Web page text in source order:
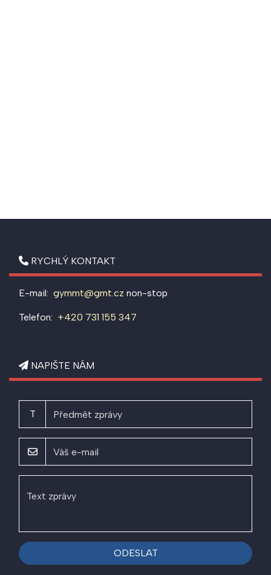
RYCHLÝ KONTAKT
E-mail: gymmt@gmt.cz non-stop
Telefon: +420 731 155 347
NAPIŠTE NÁM
T
ODESLAT